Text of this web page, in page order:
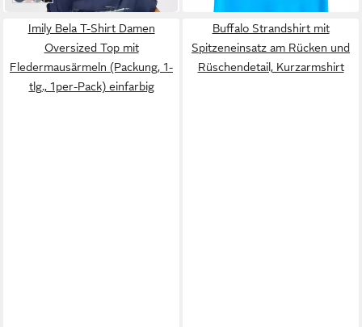
Imily Bela T-Shirt Damen
Oversized Top mit
Fledermausärmeln (Packung, 1-
tlg., 1per-Pack) einfarbig
Buffalo Strandshirt mit
Spitzeneinsatz am Rücken und
Rüschendetail, Kurzarmshirt